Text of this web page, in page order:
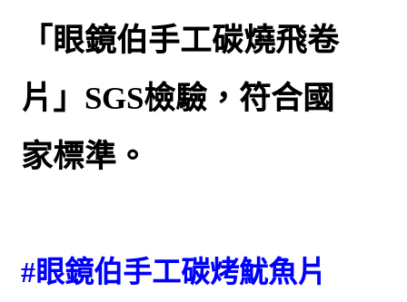
「眼鏡伯手工碳燒飛卷
片」SGS檢驗，符合國
家標準。
#眼鏡伯手工碳烤魷魚片